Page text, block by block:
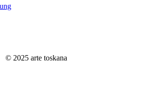
© 2025 arte toskana